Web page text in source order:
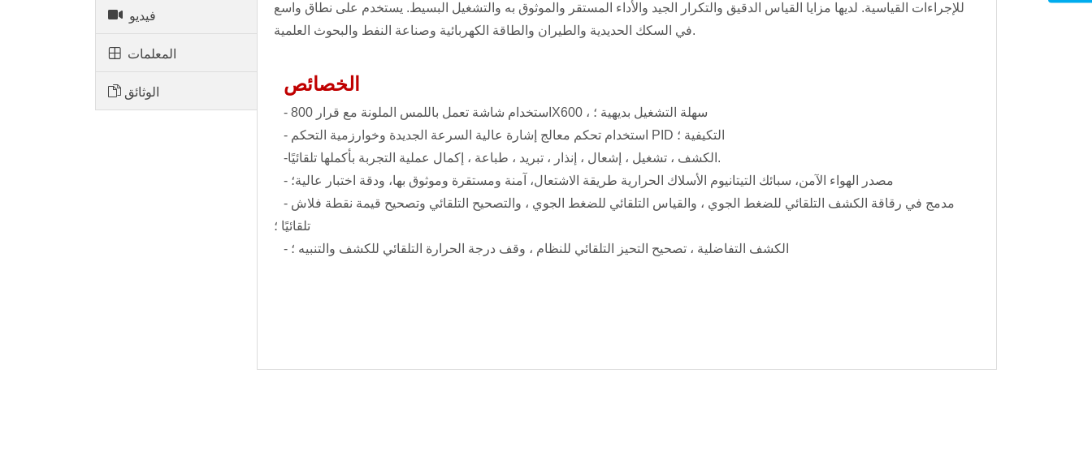
فيديو
المعلمات
الوثائق
للإجراءات القياسية. لديها مزايا القياس الدقيق والتكرار الجيد والأداء المستقر والموثوق به والتشغيل البسيط. يستخدم على نطاق واسع
في السكك الحديدية والطيران والطاقة الكهربائية وصناعة النفط والبحوث العلمية.
الخصائص
- استخدام شاشة تعمل باللمس الملونة مع قرار 800X600 ، سهلة التشغيل بديهية ؛
- استخدام تحكم معالج إشارة عالية السرعة الجديدة وخوارزمية التحكم PID التكيفية ؛
-الكشف ، تشغيل ، إشعال ، إنذار ، تبريد ، طباعة ، إكمال عملية التجربة بأكملها تلقائيًا.
- مصدر الهواء الآمن، سبائك التيتانيوم الأسلاك الحرارية طريقة الاشتعال، آمنة ومستقرة وموثوق بها، ودقة اختبار عالية؛
- مدمج في رقاقة الكشف التلقائي للضغط الجوي ، والقياس التلقائي للضغط الجوي ، والتصحيح التلقائي وتصحيح قيمة نقطة فلاش
تلقائيًا ؛
- الكشف التفاضلية ، تصحيح التحيز التلقائي للنظام ، وقف درجة الحرارة التلقائي للكشف والتنبيه ؛